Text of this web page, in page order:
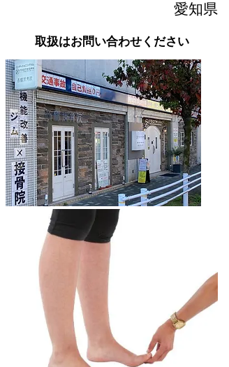
愛知県
取扱はお問い合わせください